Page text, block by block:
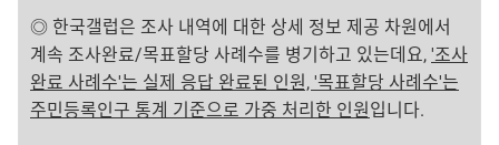
◎ 한국갤럽은 조사 내역에 대한 상세 정보 제공 차원에서
계속 조사완료/목표할당 사례수를 병기하고 있는데요, '조사
완료 사례수'는 실제 응답 완료된 인원, '목표할당 사례수'는
주민등록인구 통계 기준으로 가중 처리한 인원입니다.